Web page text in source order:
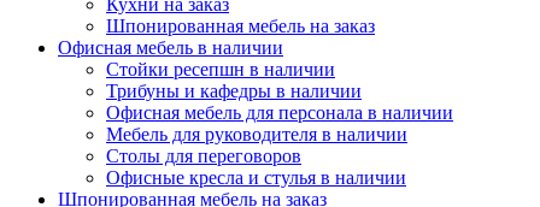
Кухни на заказ
Шпонированная мебель на заказ
Офисная мебель в наличии
Стойки ресепшн в наличии
Трибуны и кафедры в наличии
Офисная мебель для персонала в наличии
Мебель для руководителя в наличии
Столы для переговоров
Офисные кресла и стулья в наличии
Шпонированная мебель на заказ